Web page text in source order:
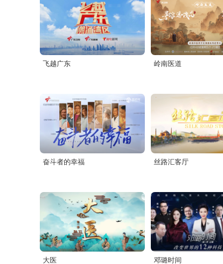
飞越广东 岭南医道
奋斗者的幸福 丝路汇客厅
大医 邓璐时间